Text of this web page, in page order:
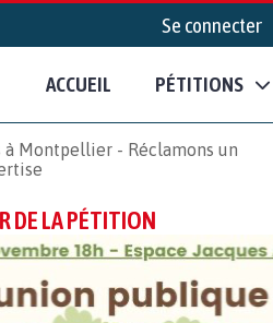
Se connecter
ACCUEIL PÉTITIONS
à Montpellier - Réclamons un
DE LA PÉTITION